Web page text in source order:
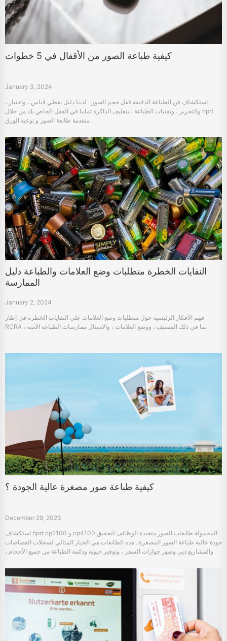
كيفية طباعة الصور من الأقفال في 5 خطوات
January 3, 2024
استكشاف فن الطباعة الدقيقة قفل حجم الصور . لدينا دليل يغطي قياس ، واختيار ،
والتحرير ، وتقنيات الطباعة ، بتغليف الذاكرة تماما في القفل الخاص بك من خلال hprt
متقدمة طابعة الصور و نوعية الورق .
النفايات الخطرة متطلبات وضع العلامات والطباعة دليل
الممارسة
January 2, 2024
فهم الأفكار الرئيسية حول متطلبات وضع العلامات على النفايات الخطرة في إطار
RCRA ، بما في ذلك التصنيف ، ووضع العلامات ، والامتثال ممارسات الطباعة الآمنة .
كيفية طباعة صور مصغرة عالية الجودة ؟
December 29, 2023
استكشاف hprt cp2100 و cp4100 المحمولة طابعات الصور متعددة الوظائف لتحقيق
جودة عالية طباعة الصور المصغرة . هذه الطابعات هي الخيار المثالي لسجلات القصاصات
والمشاريع ديي وصور جوازات السفر ، وتوفير حيوية ودائمة الطباعة من جميع الأحجام ،